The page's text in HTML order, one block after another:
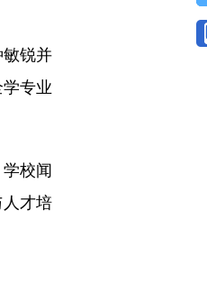
锐并
专业
校闻
才培